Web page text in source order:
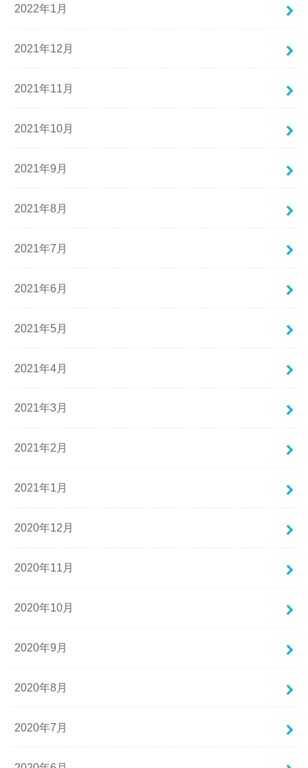
2022年1月
2021年12月
2021年11月
2021年10月
2021年9月
2021年8月
2021年7月
2021年6月
2021年5月
2021年4月
2021年3月
2021年2月
2021年1月
2020年12月
2020年11月
2020年10月
2020年9月
2020年8月
2020年7月